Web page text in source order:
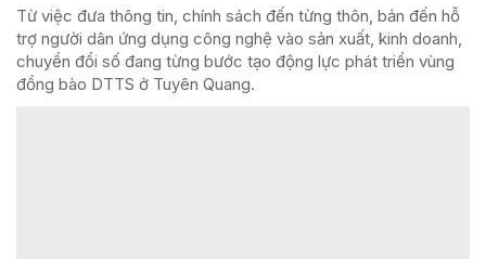
Từ việc đưa thông tin, chính sách đến từng thôn, bản đến hỗ
trợ người dân ứng dụng công nghệ vào sản xuất, kinh doanh,
chuyển đổi số đang từng bước tạo động lực phát triển vùng
đồng bào DTTS ở Tuyên Quang.